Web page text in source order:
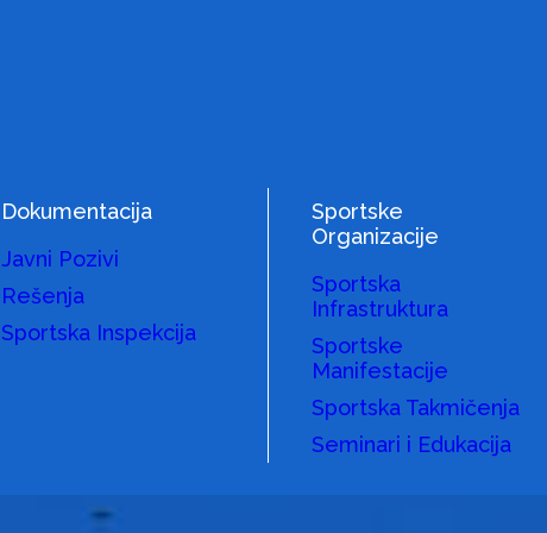
Dokumentacija
Javni Pozivi
Rešenja
Sportska Inspekcija
Sportske
Organizacije
Sportska
Infrastruktura
Sportske
Manifestacije
Sportska Takmičenja
Seminari i Edukacija